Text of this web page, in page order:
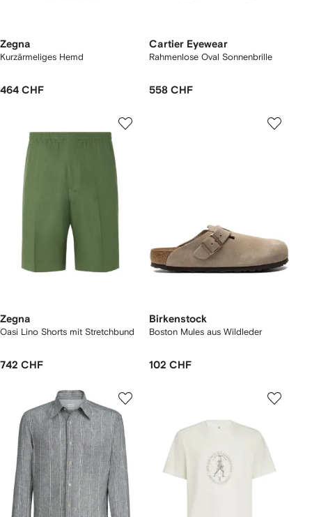
Zegna
Kurzärmeliges Hemd
464 CHF
Cartier Eyewear
Rahmenlose Oval Sonnenbrille
558 CHF
Zegna
Oasi Lino Shorts mit Stretchbund
742 CHF
Birkenstock
Boston Mules aus Wildleder
102 CHF